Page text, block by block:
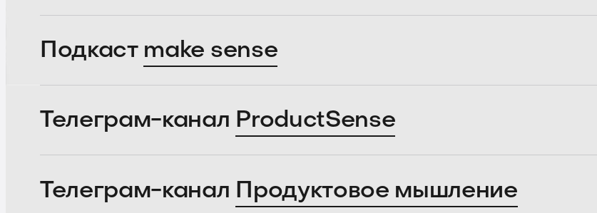
Подкаст make sense
Телеграм-канал ProductSense
Телеграм-канал Продуктовое мышление